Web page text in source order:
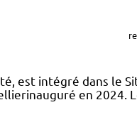
est intégré dans le
en 2024.